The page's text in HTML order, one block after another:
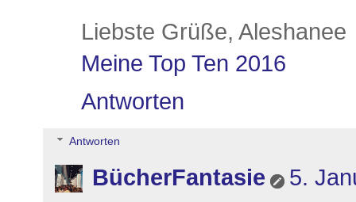
Liebste Grüße, Aleshanee
Meine Top Ten 2016
Antworten
Antworten
BücherFantasie
5.